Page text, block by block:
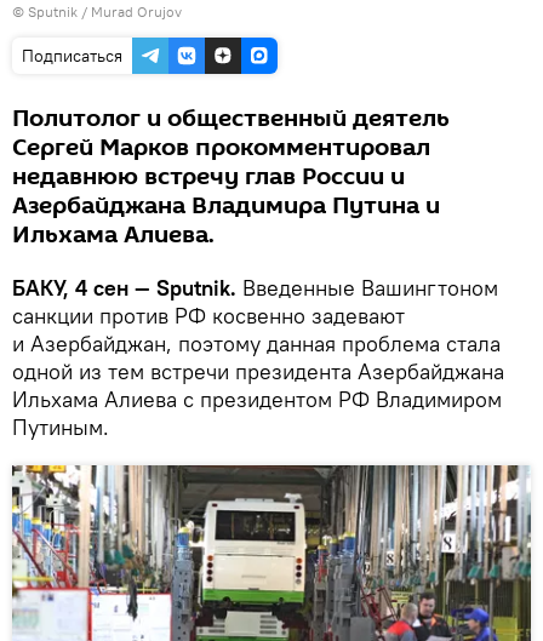
© Sputnik / Murad Orujov
Подписаться
Политолог и общественный деятель
Сергей Марков прокомментировал
недавнюю встречу глав России и
Азербайджана Владимира Путина и
Ильхама Алиева.
БАКУ, 4 сен — Sputnik. Введенные Вашингтоном
санкции против РФ косвенно задевают
и Азербайджан, поэтому данная проблема стала
одной из тем встречи президента Азербайджана
Ильхама Алиева с президентом РФ Владимиром
Путиным.